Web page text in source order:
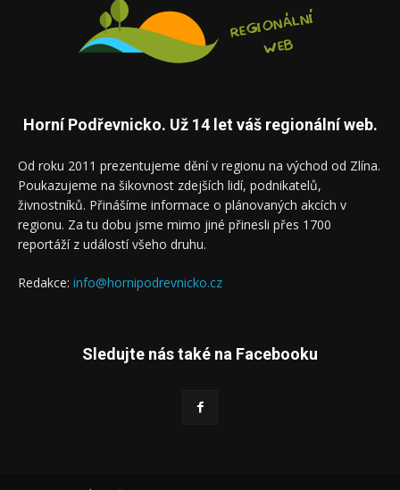
Horní Podřevnicko. Už 14 let váš regionální web.
Od roku 2011 prezentujeme dění v regionu na východ od Zlína.
Poukazujeme na šikovnost zdejších lidí, podnikatelů,
živnostníků. Přinášíme informace o plánovaných akcích v
regionu. Za tu dobu jsme mimo jiné přinesli přes 1700
reportáží z událostí všeho druhu.
Redakce: info@hornipodrevnicko.cz
Sledujte nás také na Facebooku